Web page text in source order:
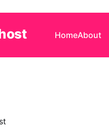
HomeAbout